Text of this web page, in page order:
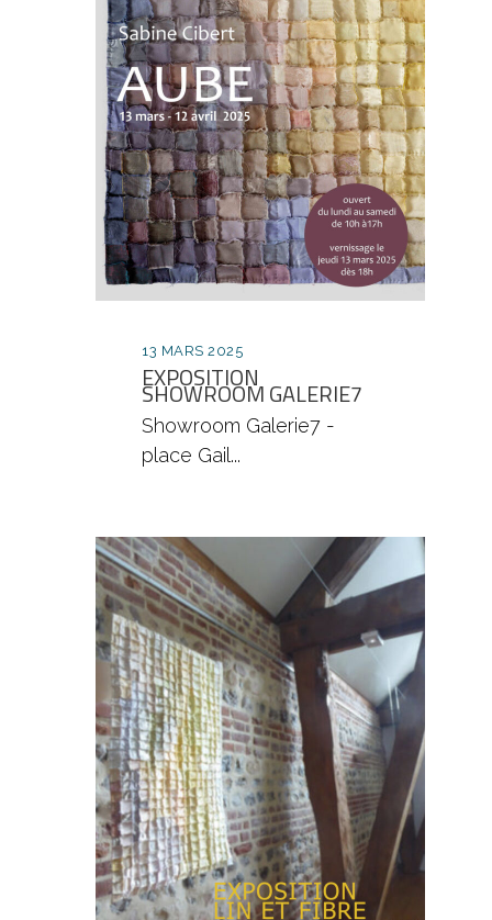
13 MARS 2025
EXPOSITION
SHOWROOM GALERIE7
Showroom Galerie7 -
place Gail